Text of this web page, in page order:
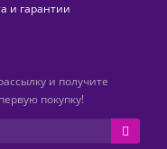
и гарантии
и получите
покупку!